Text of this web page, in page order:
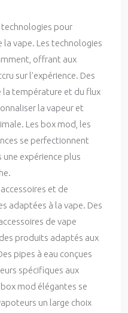
technologies pour
la vape. Les technologies
offrant aux
sur l’expérience. Des
la température et du flux
la vapeur et
Les box mod, les
se perfectionnent
expérience plus
et de
adaptées à la vape. Des
de vape
produits adaptés aux
pipes à eau conçues
spécifiques aux
mod élégantes se
un large choix